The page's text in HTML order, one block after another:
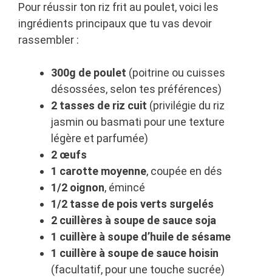
Pour réussir ton riz frit au poulet, voici les
ingrédients principaux que tu vas devoir
rassembler :
300g de poulet (poitrine ou cuisses
désossées, selon tes préférences)
2 tasses de riz cuit (privilégie du riz
jasmin ou basmati pour une texture
légère et parfumée)
2 œufs
1 carotte moyenne, coupée en dés
1/2 oignon, émincé
1/2 tasse de pois verts surgelés
2 cuillères à soupe de sauce soja
1 cuillère à soupe d’huile de sésame
1 cuillère à soupe de sauce hoisin
(facultatif, pour une touche sucrée)